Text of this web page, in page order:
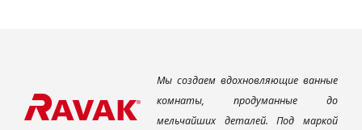
Мы создаем вдохновляющие ванные
комнаты, продуманные до
мельчайших деталей. Под маркой